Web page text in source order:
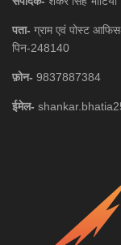
पता- ग्राम एवं पोस्ट
पिन-248140
फ़ोन- 9837887384
ईमेल-